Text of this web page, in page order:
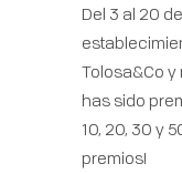
Del 3 al 20
Tolosa&Co
has sido
10, 20, 30 y
premios!